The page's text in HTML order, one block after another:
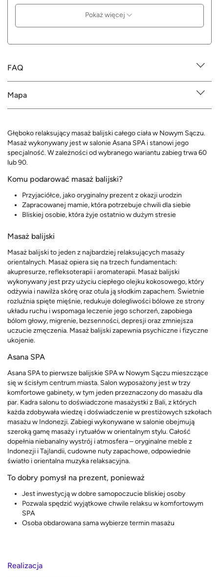
Pokaż więcej
FAQ
Mapa
Głęboko relaksujący masaż balijski całego ciała w Nowym Sączu.
Masaż wykonywany jest w salonie Asana SPA i stanowi jego
specjalność. W zależności od wybranego wariantu zabieg trwa 60
lub 90.
Komu podarować masaż balijski?
Przyjaciółce, jako oryginalny prezent z okazji urodzin
Zapracowanej mamie, która potrzebuje chwili dla siebie
Bliskiej osobie, która żyje ostatnio w dużym stresie
Masaż balijski
Masaż balijski to jeden z najbardziej relaksujących masaży
orientalnych. Masaż opiera się na trzech fundamentach:
akupresurze, refleksoterapii i aromaterapii. Masaż balijski
wykonywany jest przy użyciu ciepłego olejku kokosowego, który
odżywia i nawilża skórę oraz otula ją słodkim zapachem. Świetnie
rozluźnia spięte mięśnie, redukuje dolegliwości bólowe ze strony
układu ruchu i wspomaga leczenie jego schorzeń, zapobiega
bólom głowy, migrenie, bezsenności, depresji oraz zmniejsza
uczucie zmęczenia. Masaż balijski zapewnia psychiczne i fizyczne
ukojenie.
Asana SPA
Asana SPA to pierwsze balijskie SPA w Nowym Sączu mieszczące
się w ścisłym centrum miasta. Salon wyposażony jest w trzy
komfortowe gabinety, w tym jeden przeznaczony do masażu dla
par. Kadra salonu to doświadczone masażystki z Bali, z których
każda zdobywała wiedzę i doświadczenie w prestiżowych szkołach
masażu w Indonezji. Zabiegi wykonywane w salonie obejmują
szeroką gamę masaży i rytuałów w orientalnym stylu. Całość
dopełnia niebanalny wystrój i atmosfera – oryginalne meble z
Indonezji i Tajlandii, cudowne nuty zapachowe, odpowiednie
światło i orientalna muzyka relaksacyjna.
To dobry pomysł na prezent, ponieważ
Jest inwestycją w dobre samopoczucie bliskiej osoby
Pozwala spędzić wyjątkowe chwile relaksu w komfortowym
SPA
Osoba obdarowana sama wybierze termin masażu
Realizacja